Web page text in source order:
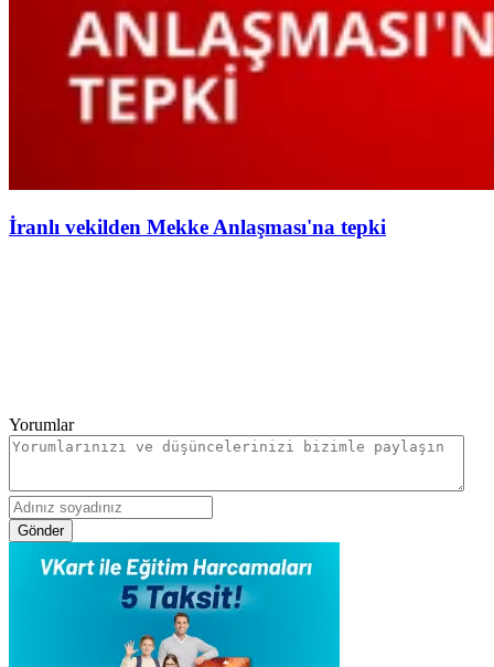
İranlı vekilden Mekke Anlaşması'na tepki
Yorumlar
Gönder